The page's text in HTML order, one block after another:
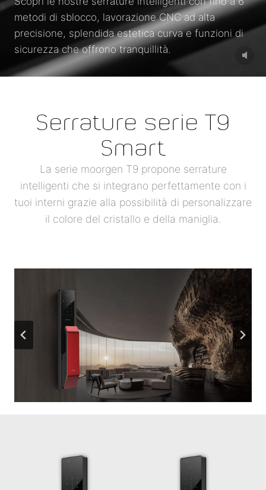
metodi di sblocco, lavorazione CNC ad alta
precisione, splendida estetica curva e funzioni di
sicurezza che offrono tranquillità.
Serrature serie T9
Smart
La serie moorgen T9 propone serrature
intelligenti che si integrano perfettamente con i
tuoi interni grazie alla possibilità di personalizzare
il colore del cristallo e della maniglia.